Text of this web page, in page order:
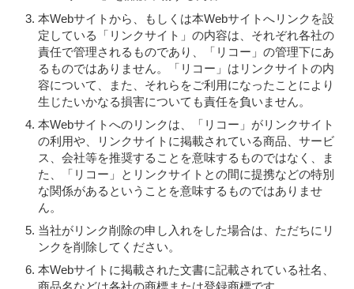
本Webサイトから、もしくは本Webサイトへリンクを設
定している「リンクサイト」の内容は、それぞれ各社の
責任で管理されるものであり、「リコー」の管理下にあ
るものではありません。「リコー」はリンクサイトの内
容について、また、それらをご利用になったことにより
生じたいかなる損害についても責任を負いません。
本Webサイトへのリンクは、「リコー」がリンクサイト
の利用や、リンクサイトに掲載されている商品、サービ
ス、会社等を推奨することを意味するものではなく、ま
た、「リコー」とリンクサイトとの間に提携などの特別
な関係があるということを意味するものではありませ
ん。
当社がリンク削除の申し入れをした場合は、ただちにリ
ンクを削除してください。
本Webサイトに掲載された文書に記載されている社名、
商品名などは各社の商標または登録商標です。